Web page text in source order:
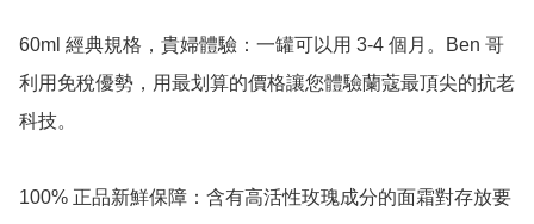
60ml 經典規格，貴婦體驗：一罐可以用 3-4 個月。Ben 哥
利用免稅優勢，用最划算的價格讓您體驗蘭蔻最頂尖的抗老
科技。
100% 正品新鮮保障：含有高活性玫瑰成分的面霜對存放要